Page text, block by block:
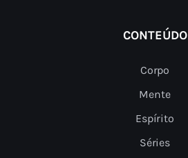
CONTEÚDO
Corpo
Mente
Espírito
Séries